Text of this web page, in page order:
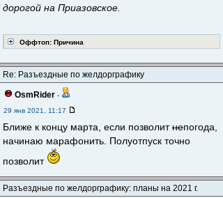
дорогой на Приазовское.
Оффтоп: Причина
Re: Разъездные по желдорграфику
OsmRider -
29 янв 2021, 11:17
Ближе к концу марта, если позволитнепогода,
начинаю марафонить. Полуотпуск точно
позволит
Разъездные по желдорграфику: планы на 2021 г.